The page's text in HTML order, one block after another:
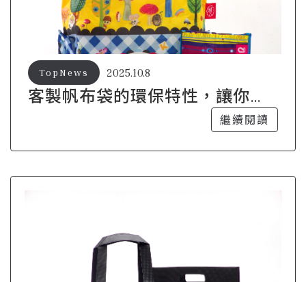
客製帆布袋的環保特性，讓你愛
2025.10.8
TopNews
繼續閱讀